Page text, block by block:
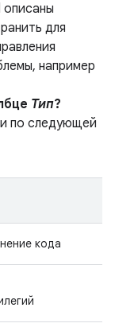
описаны
для
например
Тип?
по следующей
кода